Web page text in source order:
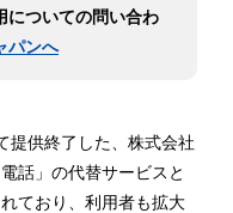
ついての問い合わ
パンへ
提供終了した、株式会社
話」の代替サービスと
ており、利用者も拡大